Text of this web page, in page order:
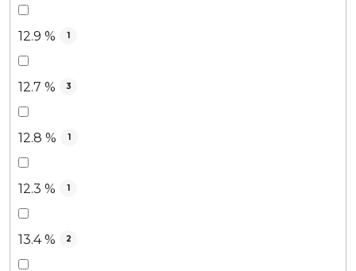
12.9 % 1
12.7 % 3
12.8 % 1
12.3 % 1
13.4 % 2